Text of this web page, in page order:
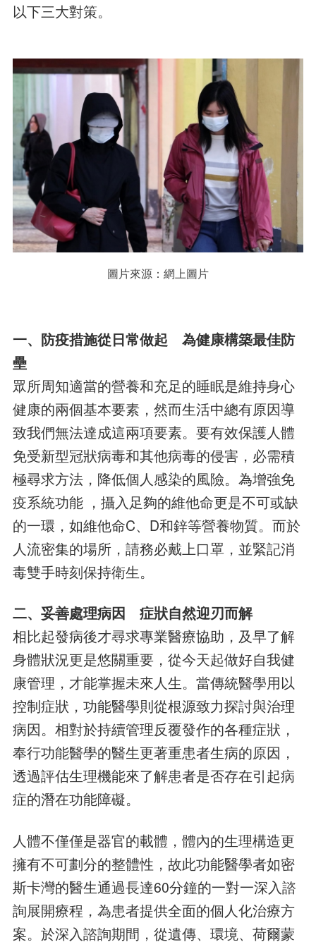
以下三大對策。
圖片來源：網上圖片
一、防疫措施從日常做起 為健康構築最佳防
壘
眾所周知適當的營養和充足的睡眠是維持身心
健康的兩個基本要素，然而生活中總有原因導
致我們無法達成這兩項要素。要有效保護人體
免受新型冠狀病毒和其他病毒的侵害，必需積
極尋求方法，降低個人感染的風險。為增強免
疫系統功能 ，攝入足夠的維他命更是不可或缺
的一環，如維他命C、D和鋅等營養物質。而於
人流密集的場所，請務必戴上口罩，並緊記消
毒雙手時刻保持衛生。
二、妥善處理病因 症狀自然迎刃而解
相比起發病後才尋求專業醫療協助，及早了解
身體狀況更是悠關重要，從今天起做好自我健
康管理，才能掌握未來人生。當傳統醫學用以
控制症狀，功能醫學則從根源致力探討與治理
病因。相對於持續管理反覆發作的各種症狀，
奉行功能醫學的醫生更著重患者生病的原因，
透過評估生理機能來了解患者是否存在引起病
症的潛在功能障礙。
人體不僅僅是器官的載體，體內的生理構造更
擁有不可劃分的整體性，故此功能醫學者如密
斯卡灣的醫生通過長達60分鐘的一對一深入諮
詢展開療程，為患者提供全面的個人化治療方
案。於深入諮詢期間，從遺傳、環境、荷爾蒙